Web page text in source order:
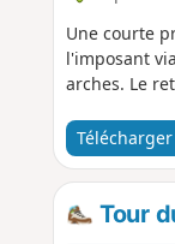
Une courte
l'imposant
arches. Le
Télécharger
Tour